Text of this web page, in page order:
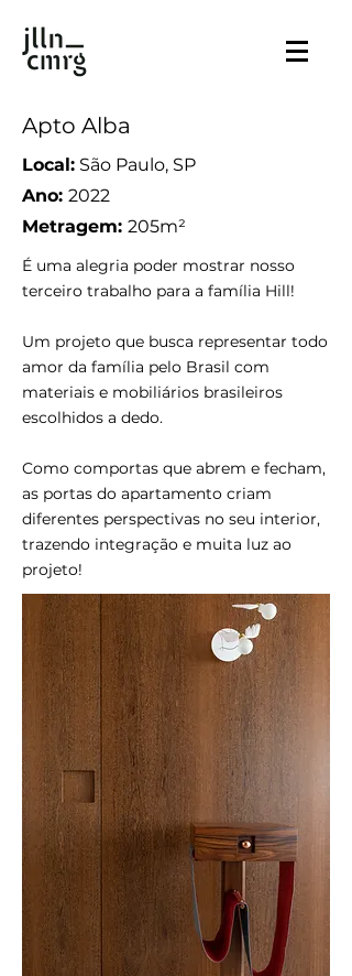
Apto Alba
Local: São Paulo, SP
Ano: 2022
Metragem: 205m²
É uma alegria poder mostrar nosso
terceiro trabalho para a família Hill!
Um projeto que busca representar todo
amor da família pelo Brasil com
materiais e mobiliários brasileiros
escolhidos a dedo.
Como comportas que abrem e fecham,
as portas do apartamento criam
diferentes perspectivas no seu interior,
trazendo integração e muita luz ao
projeto!